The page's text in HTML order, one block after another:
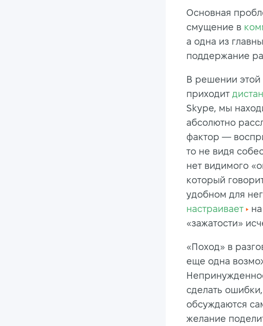
Основная
смущение в
а одна из
поддержание
В решении
приходит
Skype, мы
абсолютно
фактор —
то не видя
нет видимого
который
удобном для
настраивает
«зажатости»
«Поход» в
еще одна
сделать
обсуждаются
желание